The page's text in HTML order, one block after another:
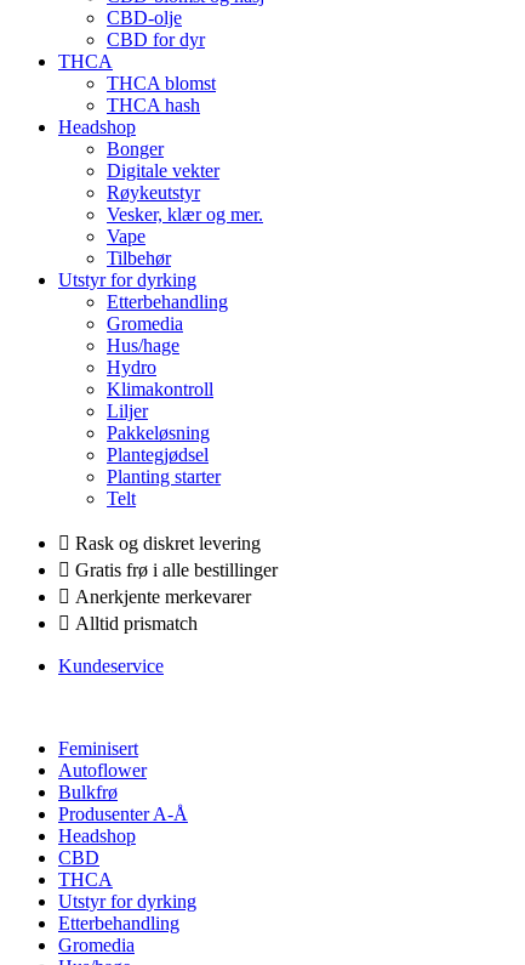
CBD-olje
CBD for dyr
THCA
THCA blomst
THCA hash
Headshop
Bonger
Digitale vekter
Røykeutstyr
Vesker, klær og mer.
Vape
Tilbehør
Utstyr for dyrking
Etterbehandling
Gromedia
Hus/hage
Hydro
Klimakontroll
Liljer
Pakkeløsning
Plantegjødsel
Planting starter
Telt
Rask og diskret levering
Gratis frø i alle bestillinger
Anerkjente merkevarer
Alltid prismatch
Kundeservice
Feminisert
Autoflower
Bulkfrø
Produsenter A-Å
Headshop
CBD
THCA
Utstyr for dyrking
Etterbehandling
Gromedia